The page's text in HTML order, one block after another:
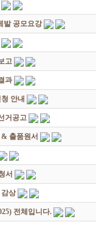
발 공모요강
고
과
안내
거공고
출품원서
서
감상
전체입니다.